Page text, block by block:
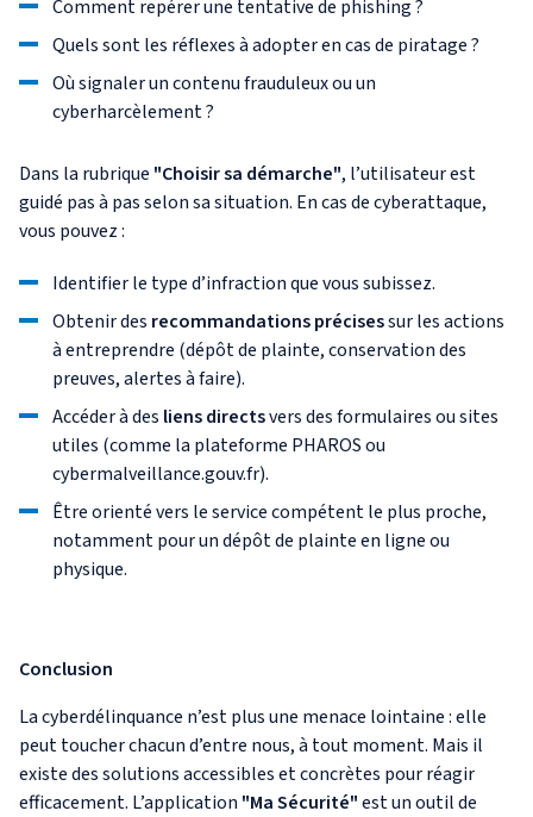
Comment repérer une tentative de phishing ?
Quels sont les réflexes à adopter en cas de piratage ?
Où signaler un contenu frauduleux ou un
cyberharcèlement ?
Dans la rubrique "Choisir sa démarche", l’utilisateur est
guidé pas à pas selon sa situation. En cas de cyberattaque,
vous pouvez :
Identifier le type d’infraction que vous subissez.
Obtenir des recommandations précisessur les actions
à entreprendre (dépôt de plainte, conservation des
preuves, alertes à faire).
Accéder à des liens directsvers des formulaires ou sites
utiles (comme la plateforme PHAROS ou
cybermalveillance.gouv.fr).
Être orienté vers le service compétent le plus proche,
notamment pour un dépôt de plainte en ligne ou
physique.
Conclusion
La cyberdélinquance n’est plus une menace lointaine : elle
peut toucher chacun d’entre nous, à tout moment. Mais il
existe des solutions accessibles et concrètes pour réagir
efficacement. L’application "Ma Sécurité"est un outil de